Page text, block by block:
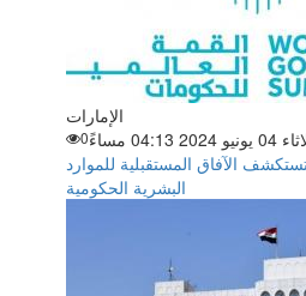
الإمارات
2024 04:13 مساءً
0
الآفاق المستقبلية للموارد
البشرية الحكومية